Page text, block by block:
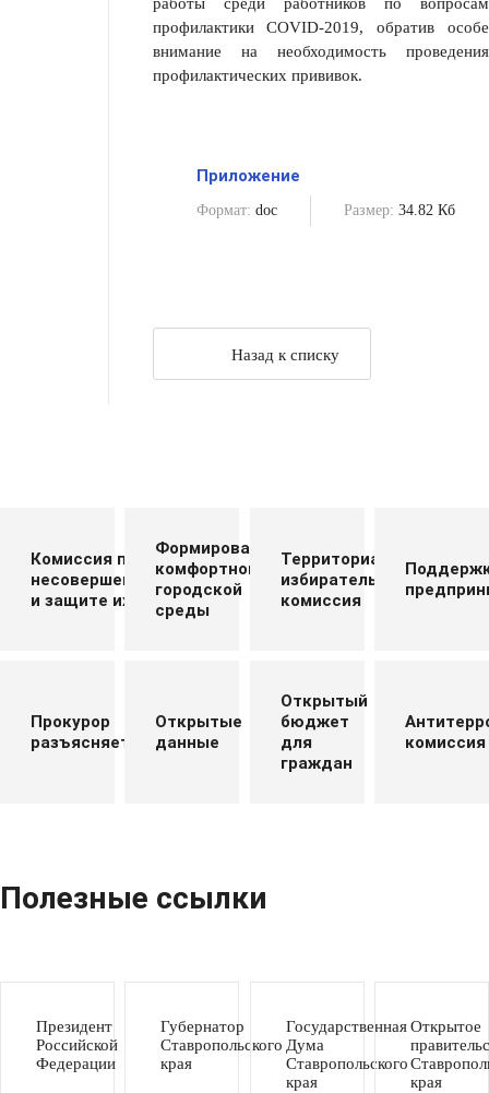
профилактики COVID-2019, обратив особе
внимание на необходимость проведения
профилактических прививок.
Приложение
Формат: doc Размер: 34.82 Кб
Назад к списку
Комиссия по делам
несовершеннолетних
и защите их прав
Формирование
комфортной
городской
среды
Территориальная
избирательная
комиссия
Прокурор
разъясняет
Открытые
данные
Открытый
бюджет
для
граждан
комиссия
Полезные ссылки
Президент
Российской
Федерации
Губернатор
Ставропольского
края
Государственная
Дума
Ставропольского
края
Открытое
края